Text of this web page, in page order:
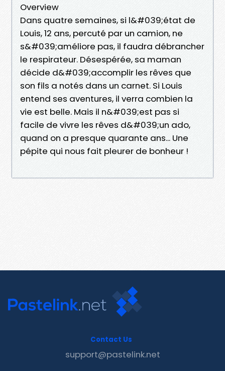
Overview
Dans quatre semaines, si l&#039;état de
Louis, 12 ans, percuté par un camion, ne
s&#039;améliore pas, il faudra débrancher
le respirateur. Désespérée, sa maman
décide d&#039;accomplir les rêves que
son fils a notés dans un carnet. Si Louis
entend ses aventures, il verra combien la
vie est belle. Mais il n&#039;est pas si
facile de vivre les rêves d&#039;un ado,
quand on a presque quarante ans... Une
pépite qui nous fait pleurer de bonheur !
Contact Us
support@pastelink.net